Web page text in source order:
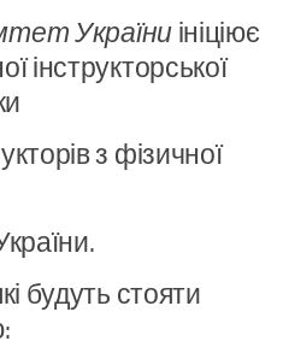
Україниініціює
інструкторської
з фізичної
будуть стояти